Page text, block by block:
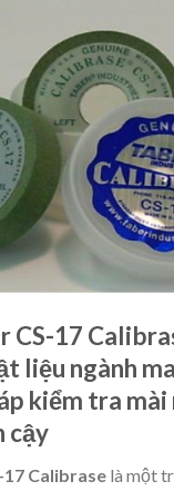
CS-17
liệu ngành
kiểm tra mài
cậy
Calibrase là một